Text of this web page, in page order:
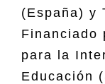
(España) y
Financiado
para la
Educación